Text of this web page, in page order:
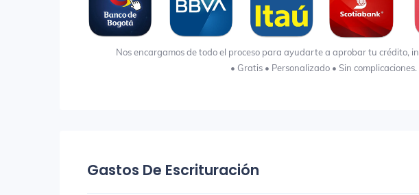
Nos encargamos de todo el proceso para ayudarte a aprobar tu crédito,
• Gratis • Personalizado • Sin complicaciones.
Gastos De Escrituración